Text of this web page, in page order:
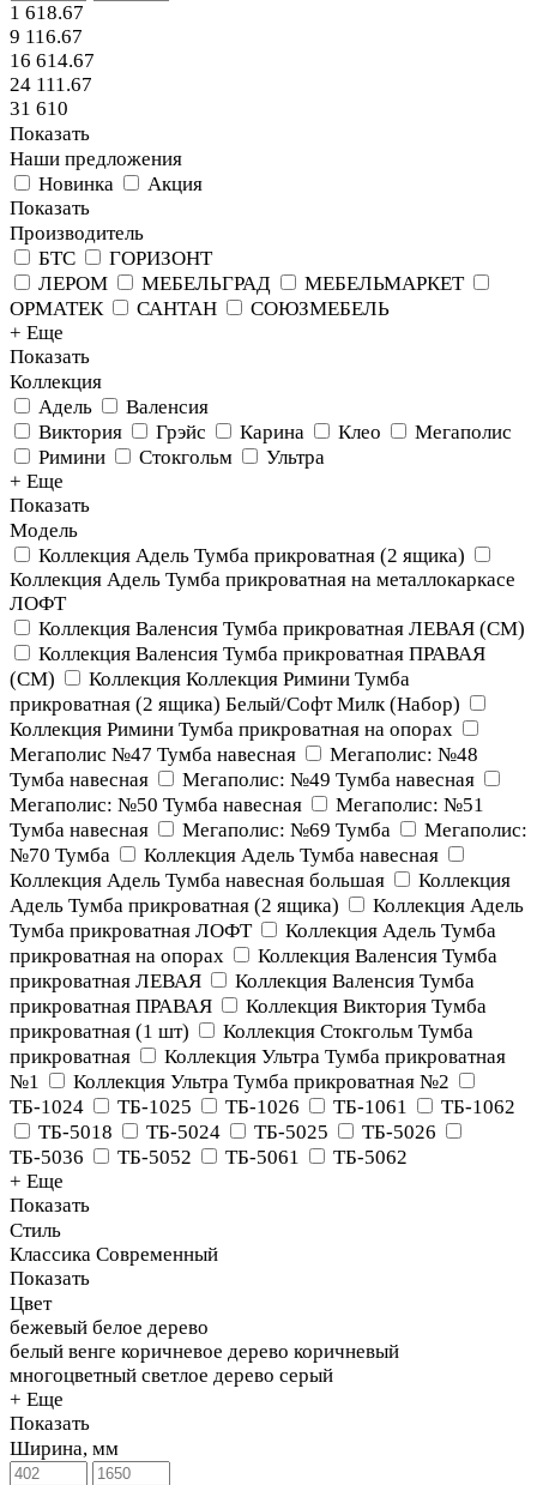
1 618.67
9 116.67
16 614.67
24 111.67
31 610
Показать
Наши предложения
Новинка
Акция
Показать
Производитель
БТС
ГОРИЗОНТ
ЛЕРОМ
МЕБЕЛЬГРАД
МЕБЕЛЬМАРКЕТ
ОРМАТЕК
САНТАН
СОЮЗМЕБЕЛЬ
+ Еще
Показать
Коллекция
Адель
Валенсия
Виктория
Грэйс Карина Клео
Мегаполис
Римини
Стокгольм
Ультра
+ Еще
Показать
Модель
Коллекция Адель Тумба прикроватная (2 ящика)
Коллекция Адель Тумба прикроватная на металлокаркасе
ЛОФТ
Коллекция Валенсия Тумба прикроватная ЛЕВАЯ (СМ)
Коллекция Валенсия Тумба прикроватная ПРАВАЯ
(СМ)
Коллекция Коллекция Римини Тумба
прикроватная (2 ящика) Белый/Софт Милк (Набор)
Коллекция Римини Тумба прикроватная на опорах
Мегаполис №47 Тумба навесная
Мегаполис: №48
Тумба навесная
Мегаполис: №49 Тумба навесная
Мегаполис: №50 Тумба навесная
Мегаполис: №51
Тумба навесная
Мегаполис: №69 Тумба
Мегаполис:
№70 Тумба
Коллекция Адель Тумба навесная
Коллекция Адель Тумба навесная большая
Коллекция
Адель Тумба прикроватная (2 ящика)
Коллекция Адель
Тумба прикроватная ЛОФТ
Коллекция Адель Тумба
прикроватная на опорах
Коллекция Валенсия Тумба
прикроватная ЛЕВАЯ
Коллекция Валенсия Тумба
прикроватная ПРАВАЯ
Коллекция Виктория Тумба
прикроватная (1 шт)
Коллекция Стокгольм Тумба
прикроватная
Коллекция Ультра Тумба прикроватная
№1
Коллекция Ультра Тумба прикроватная №2
ТБ-1024
ТБ-1025 ТБ-1026 ТБ-1061
ТБ-1062
ТБ-5018
ТБ-5024 ТБ-5025
ТБ-5026
ТБ-5036
ТБ-5052 ТБ-5061
ТБ-5062
+ Еще
Показать
Стиль
Классика Современный
Показать
Цвет
бежевый белое дерево
белый венге коричневое дерево коричневый
многоцветный светлое дерево серый
+ Еще
Показать
Ширина, мм